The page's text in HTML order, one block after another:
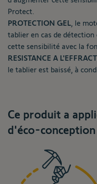
Protect.
PROTECTION GEL , le
tablier en cas de
cette sensibilité avec la
RESISTANCE A
le tablier est baissé, à
Ce produit a
d'éco-conception